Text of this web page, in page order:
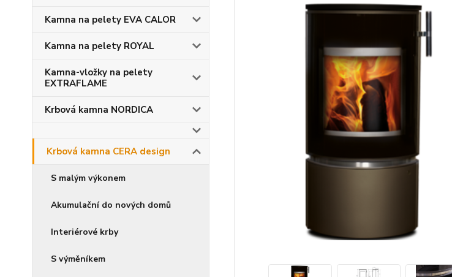
Kamna na pelety EVA CALOR
Kamna na pelety ROYAL
Kamna-vložky na pelety
EXTRAFLAME
Krbová kamna NORDICA
Krbová kamna CERA design
S malým výkonem
Akumulační do nových domů
Interiérové krby
S výměníkem